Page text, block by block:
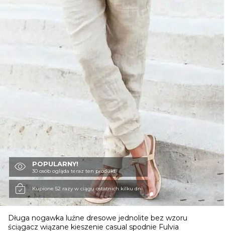
KURTKI I PŁASZCZE
SPODNIE
KOMBINEZONY
POPULARNY!
30 osób ogląda teraz ten produkt
Kupione 52 razy w ciągu ostatnich kilku dni
Długa nogawka luźne dresowe jednolite bez wzoru
ściągacz wiązane kieszenie casual spodnie Fulvia